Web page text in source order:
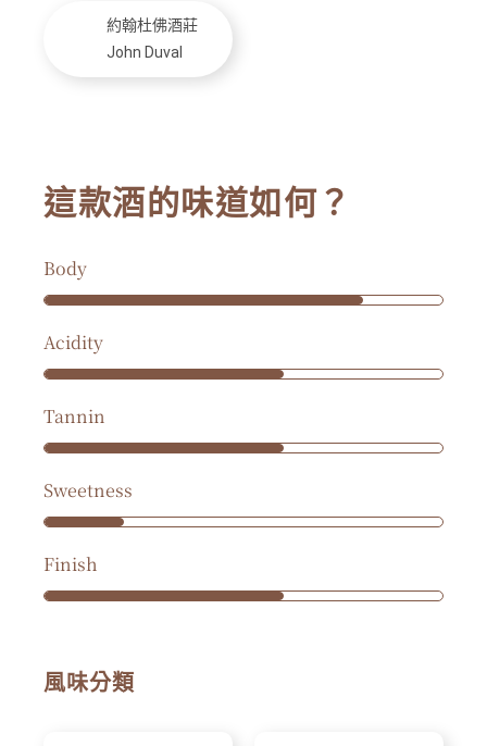
約翰杜佛酒莊
John Duval
這款酒的味道如何？
Body
Acidity
Tannin
Sweetness
Finish
風味分類